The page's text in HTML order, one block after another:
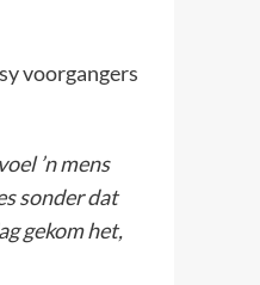
voorgangers
’n mens
sonder dat
gekom het,